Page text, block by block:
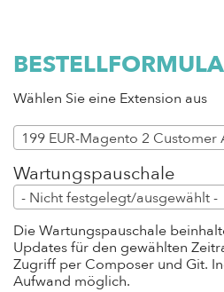
Wählen Sie eine Extension aus
Modul
199 EUR-Magento 2 Customer
Wartungspauschale
- Nicht festgelegt/ausgewählt -
Die Wartungspauschale
Updates für den gewählten
Zugriff per Composer und Git.
Aufwand möglich.